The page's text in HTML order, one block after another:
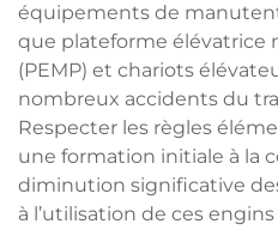
équipements de
que plateforme élévatrice
(PEMP) et chariots
nombreux accidents du
Respecter les règles
une formation initiale à la
diminution significative
à l’utilisation de ces